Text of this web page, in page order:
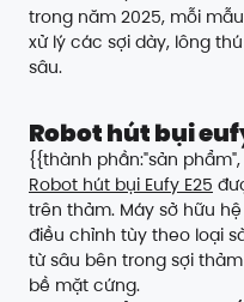
trong năm 2025, mỗi
xử lý các sợi dày, lông
sâu.
Robot hút bụi
{{thành phần:"sản phẩm",
Robot hút bụi Eufy E25
trên thảm. Máy sở hữu
điều chỉnh tùy theo loại
từ sâu bên trong sợi
bề mặt cứng.